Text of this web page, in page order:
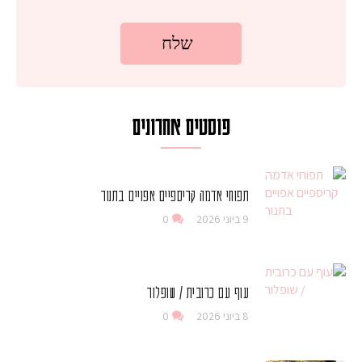
פוסטים אחרונים
תפוחי אדמה קריספיים אפויים בתנור
9 ביוני 2026 0
עוף עם כרובית / שופלור
8 ביוני 2026 0